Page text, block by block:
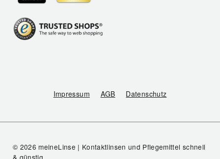
Impressum AGB Datenschutz
© 2026 meineLinse | Kontaktlinsen und Pflegemittel schnell